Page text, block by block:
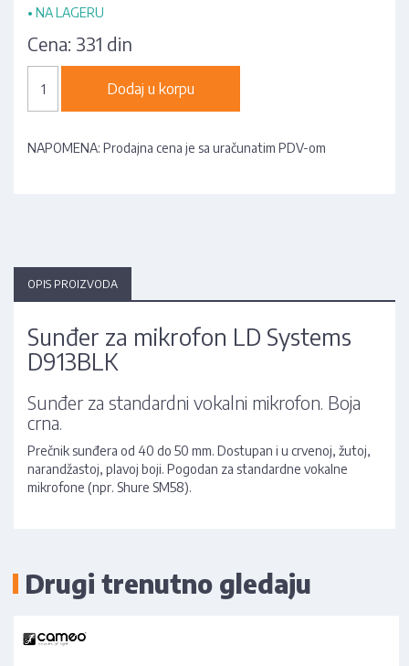
• NA LAGERU
Cena: 331 din
Dodaj u korpu
NAPOMENA: Prodajna cena je sa uračunatim PDV-om
OPIS PROIZVODA
Sunđer za mikrofon LD Systems
D913BLK
Sunđer za standardni vokalni mikrofon. Boja
crna.
Prečnik sunđera od 40 do 50 mm. Dostupan i u crvenoj, žutoj,
narandžastoj, plavoj boji. Pogodan za standardne vokalne
mikrofone (npr. Shure SM58).
Drugi trenutno gledaju